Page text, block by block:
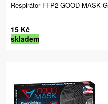
Respirátor FFP2 GOOD MASK
15 Kč
skladem